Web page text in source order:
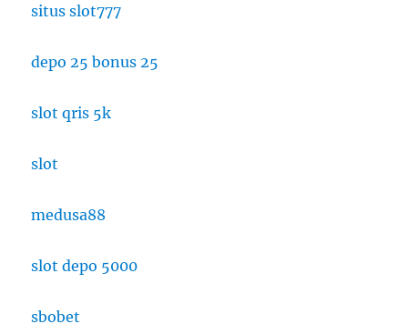
situs slot777
depo 25 bonus 25
slot qris 5k
slot
medusa88
slot depo 5000
sbobet